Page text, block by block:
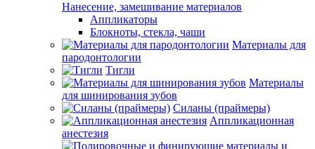
Нанесение, замешивание материалов
Аппликаторы
Блокноты, стекла, чаши
Материалы для
пародонтологии
Тигли
Материалы
для шинирования зубов
Силаны (праймеры)
Аппликационная
анестезия